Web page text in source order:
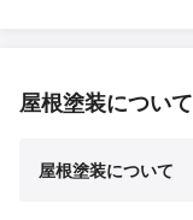
屋根塗装について
屋根塗装について